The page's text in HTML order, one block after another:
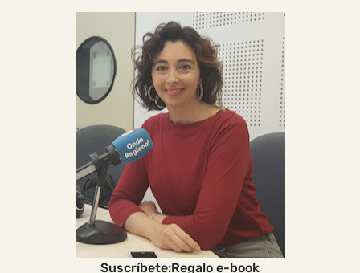
Suscríbete:Regalo e-book